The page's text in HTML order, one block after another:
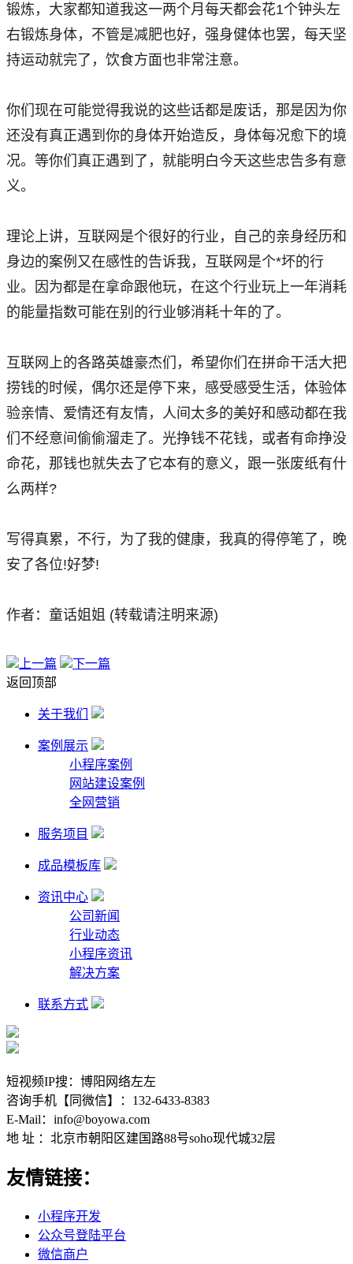
锻炼，大家都知道我这一两个月每天都会花1个钟头左
右锻炼身体，不管是减肥也好，强身健体也罢，每天坚
持运动就完了，饮食方面也非常注意。
你们现在可能觉得我说的这些话都是废话，那是因为你
还没有真正遇到你的身体开始造反，身体每况愈下的境
况。等你们真正遇到了，就能明白今天这些忠告多有意
义。
理论上讲，互联网是个很好的行业，自己的亲身经历和
身边的案例又在感性的告诉我，互联网是个*坏的行
业。因为都是在拿命跟他玩，在这个行业玩上一年消耗
的能量指数可能在别的行业够消耗十年的了。
互联网上的各路英雄豪杰们，希望你们在拼命干活大把
捞钱的时候，偶尔还是停下来，感受感受生活，体验体
验亲情、爱情还有友情，人间太多的美好和感动都在我
们不经意间偷偷溜走了。光挣钱不花钱，或者有命挣没
命花，那钱也就失去了它本有的意义，跟一张废纸有什
么两样?
写得真累，不行，为了我的健康，我真的得停笔了，晚
安了各位!好梦!
作者：童话姐姐 (转载请注明来源)
上一篇
下一篇
返回顶部
关于我们
案例展示
小程序案例
网站建设案例
全网营销
服务项目
成品模板库
资讯中心
公司新闻
行业动态
小程序资讯
解决方案
联系方式
短视频IP搜：博阳网络左左
咨询手机【同微信】：132-6433-8383
E-Mail：info@boyowa.com
地 址 ：北京市朝阳区建国路88号soho现代城32层
友情链接：
小程序开发
公众号登陆平台
微信商户